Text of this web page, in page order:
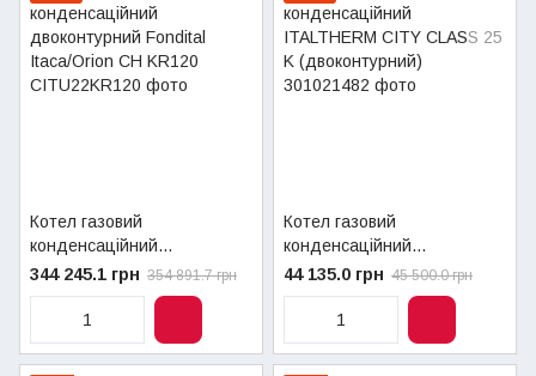
Котел газовий
конденсаційний
двоконтурний Fondital
Itaca/Orion CH KR120
344 245.1 грн 354 891.7 грн
Котел газовий
конденсаційний
ITALTHERM CITY CLASS 25
K (двоконтурний)
44 135.0 грн 45 500.0 грн